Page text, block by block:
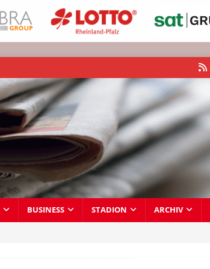
BUSINESS STADION ARCHIV